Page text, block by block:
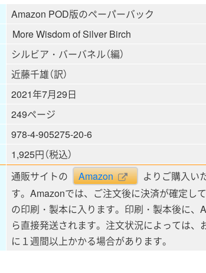
Amazon POD版のペーパーバック
More Wisdom of Silver Birch
シルビア・バーバネル（編）
近藤千雄（訳）
2021年7月29日
249ページ
978-4-905275-20-6
1,925円（税込）
通販サイトの Amazon
よりご購入い
す。Amazonでは、ご注文後に決済が確定し
の印刷・製本に入ります。印刷・製本後に、
ら直接発送されます。注文状況によっては、
に１週間以上かかる場合があります。